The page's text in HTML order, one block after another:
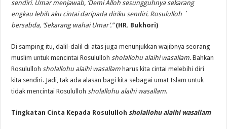
sendiri. Umar menjawab, ‘Demi Alloh sesungguhnya sekarang
engkau lebih aku cintai daripada diriku sendiri. Rosululloh `
bersabda, ‘Sekarang wahai Umar’.” (HR. Bukhori)
Di samping itu, dalil-dalil di atas juga menunjukkan wajibnya seorang
muslim untuk mencintai Rosululloh sholallohu alaihi wasallam. Bahkan
Rosululloh sholallohu alaihi wasallam harus kita cintai melebihi diri
kita sendiri. Jadi, tak ada alasan bagi kita sebagai umat Islam untuk
tidak mencintai Rosululloh sholallohu alaihi wasallam.
Tingkatan Cinta Kepada Rosululloh sholallohu alaihi wasallam